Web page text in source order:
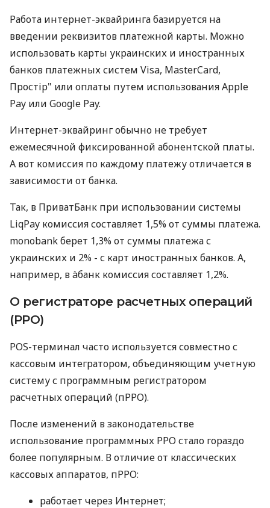
Работа интернет-эквайринга базируется на
введении реквизитов платежной карты. Можно
использовать карты украинских и иностранных
банков платежных систем Visa, MasterCard,
Простір" или оплаты путем использования Apple
Pay или Google Pay.
Интернет-эквайринг обычно не требует
ежемесячной фиксированной абонентской платы.
А вот комиссия по каждому платежу отличается в
зависимости от банка.
Так, в ПриватБанк при использовании системы
LiqPay комиссия составляет 1,5% от суммы платежа.
monobank берет 1,3% от суммы платежа с
украинских и 2% - с карт иностранных банков. А,
например, в àбанк комиссия составляет 1,2%.
О регистраторе расчетных операций
(РРО)
POS-терминал часто используется совместно с
кассовым интегратором, объединяющим учетную
систему с программным регистратором
расчетных операций (пРРО).
После изменений в законодательстве
использование программных РРО стало гораздо
более популярным. В отличие от классических
кассовых аппаратов, пРРО:
работает через Интернет;